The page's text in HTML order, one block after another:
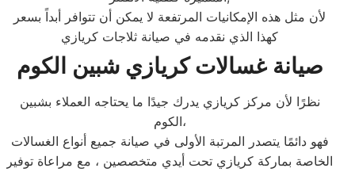
لأن مثل هذه الإمكانيات المرتفعة لا يمكن أن تتوافر أبداً بسعر
كهذا الذي نقدمه في صيانة ثلاجات كريازي
صيانة غسالات كريازي شبين الكوم
نظرًا لأن مركز كريازي يدرك جيدًا ما يحتاجه العملاء بشبين
الكوم،
فهو دائمًا يتصدر المرتبة الأولى في صيانة جميع أنواع الغسالات
الخاصة بماركة كريازي تحت أيدي متخصصين ، مع مراعاة توفير